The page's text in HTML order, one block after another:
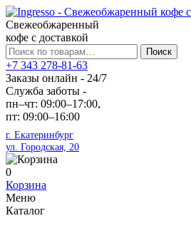
Свежеобжаренный
кофе с доставкой
Искать:
Поиск
+7 343 278-81-63
Заказы онлайн - 24/7
Служба заботы -
пн–чт: 09:00–17:00,
пт: 09:00–16:00
г. Екатеринбург
ул. Городская, 20
0
Корзина
Меню
Каталог